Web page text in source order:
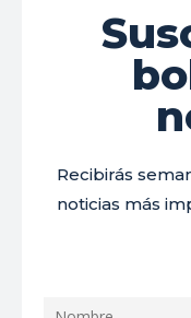
Recibirás
noticias más